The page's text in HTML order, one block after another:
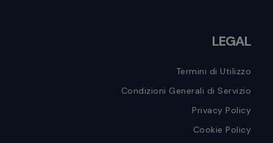
LEGAL
Termini di Utilizzo
Condizioni Generali di Servizio
Privacy Policy
Cookie Policy